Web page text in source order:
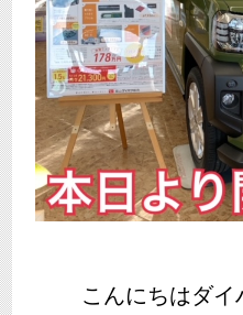
こんにちはダイ